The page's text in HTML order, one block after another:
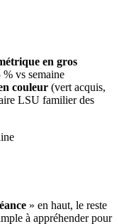
en gros
vs semaine
couleur (vert acquis,
LSU familier des
» en haut, le reste
à appréhender pour